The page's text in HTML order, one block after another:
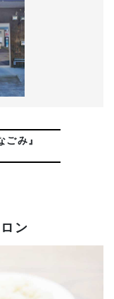
ごみ』
ン